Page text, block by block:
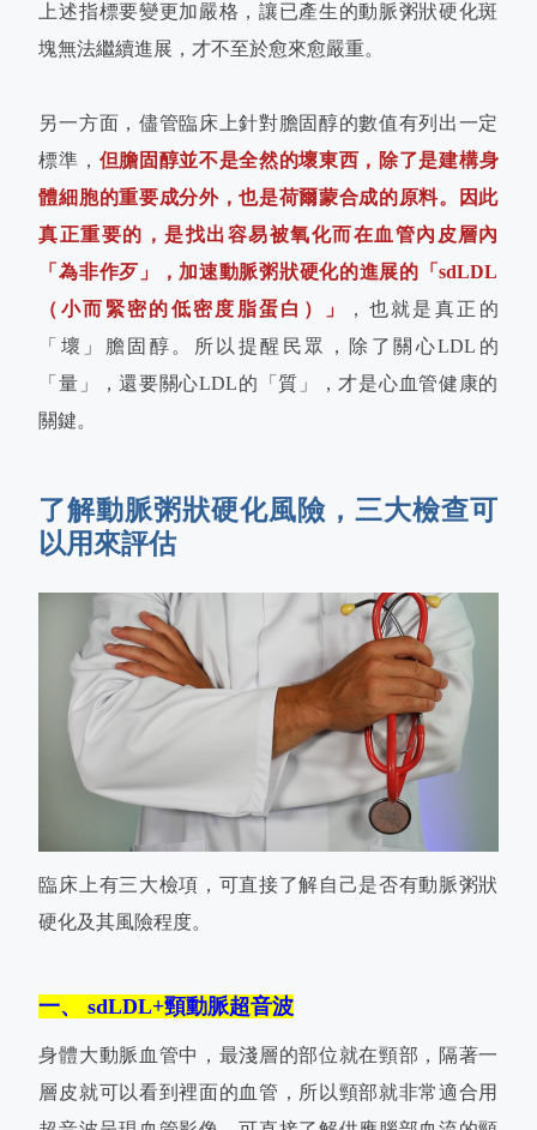
上述指標要變更加嚴格，讓已產生的動脈粥狀硬化斑
塊無法繼續進展，才不至於愈來愈嚴重。
另一方面，儘管臨床上針對膽固醇的數值有列出一定
標準， 但膽固醇並不是全然的壞東西，除了是建構身
體細胞的重要成分外，也是荷爾蒙合成的原料。因此
真正重要的，是找出容易被氧化而在血管內皮層內
「為非作歹」，加速動脈粥狀硬化的進展的「sdLDL
（小而緊密的低密度脂蛋白）」
，也就是真正的
「壞」膽固醇。所以提醒民眾，除了關心LDL的
「量」，還要關心LDL的「質」，才是心血管健康的
關鍵。
了解動脈粥狀硬化風險，三大檢查可
以用來評估
臨床上有三大檢項，可直接了解自己是否有動脈粥狀
硬化及其風險程度。
一、 sdLDL+頸動脈超音波
身體大動脈血管中，最淺層的部位就在頸部，隔著一
層皮就可以看到裡面的血管，所以頸部就非常適合用